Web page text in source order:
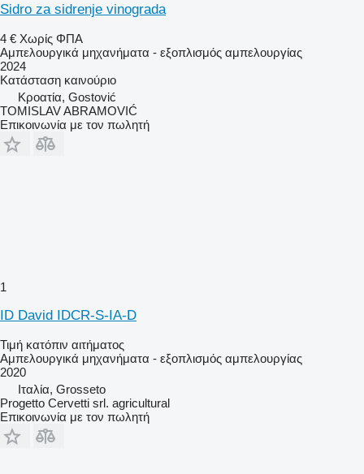
Sidro za sidrenje vinograda
4 € Χωρίς ΦΠΑ
Αμπελουργικά μηχανήματα - εξοπλισμός αμπελουργίας
2024
Κατάσταση καινούριο
Κροατία, Gostović
TOMISLAV ABRAMOVIĆ
Επικοινωνία με τον πωλητή
1
ID David IDCR-S-IA-D
Τιμή κατόπιν αιτήματος
Αμπελουργικά μηχανήματα - εξοπλισμός αμπελουργίας
2020
Ιταλία, Grosseto
Progetto Cervetti srl. agricultural
Επικοινωνία με τον πωλητή